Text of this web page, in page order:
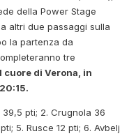
della Power Stage
altri due passaggi sulla
la partenza da
tre
di Verona, in
39,5 pti; 2. Crugnola 36
5. Rusce 12 pti; 6. Avbelj